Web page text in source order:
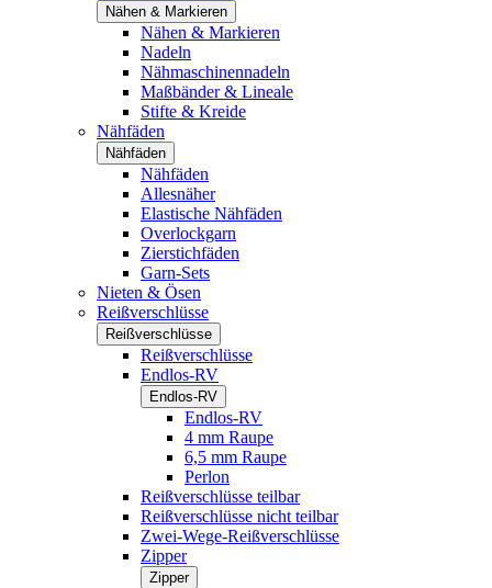
Nähen & Markieren
Nähen & Markieren
Nadeln
Nähmaschinennadeln
Maßbänder & Lineale
Stifte & Kreide
Nähfäden
Nähfäden
Nähfäden
Allesnäher
Elastische Nähfäden
Overlockgarn
Zierstichfäden
Garn-Sets
Nieten & Ösen
Reißverschlüsse
Reißverschlüsse
Reißverschlüsse
Endlos-RV
Endlos-RV
Endlos-RV
4 mm Raupe
6,5 mm Raupe
Perlon
Reißverschlüsse teilbar
Reißverschlüsse nicht teilbar
Zwei-Wege-Reißverschlüsse
Zipper
Zipper